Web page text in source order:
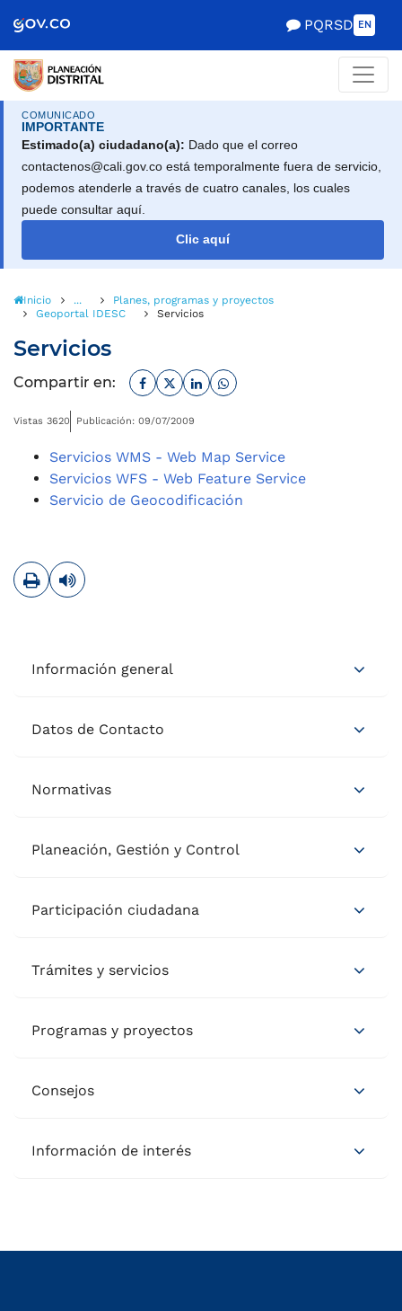
de Gobierno
PQRSD EN
COMUNICADO
IMPORTANTE
Estimado(a) ciudadano(a): Dado que el correo
contactenos@cali.gov.co está temporalmente fuera de servicio,
podemos atenderle a través de cuatro canales, los cuales
puede consultar aquí.
Clic aquí
Inicio ...
Planes, programas y proyectos
Geoportal IDESC
Servicios
Servicios
Compartir en: Facebook
TwitterLinkedinWhatsapp
Vistas 3620 Publicación: 09/07/2009
Servicios WMS - Web Map Service
Servicios WFS - Web Feature Service
Servicio de Geocodificación
ImprimirLeer contenido
Información general
Datos de Contacto
Normativas
Planeación, Gestión y Control
Participación ciudadana
Trámites y servicios
Programas y proyectos
Consejos
Información de interés